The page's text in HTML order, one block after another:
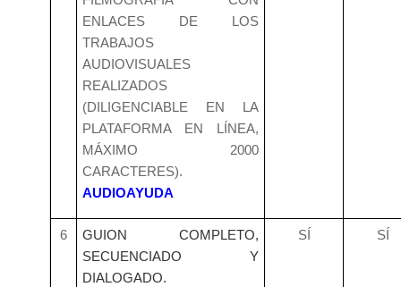
ENLACES DE LOS
TRABAJOS
AUDIOVISUALES
REALIZADOS
(DILIGENCIABLE EN LA
PLATAFORMA EN LÍNEA,
MÁXIMO 2000
CARACTERES).
AUDIOAYUDA
6
GUION COMPLETO,
SECUENCIADO Y
DIALOGADO.
SÍ SÍ